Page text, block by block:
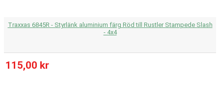
Traxxas 6845R - Styrlänk aluminium färg Röd till Rustler Stampede Slash
- 4x4
115,00 kr